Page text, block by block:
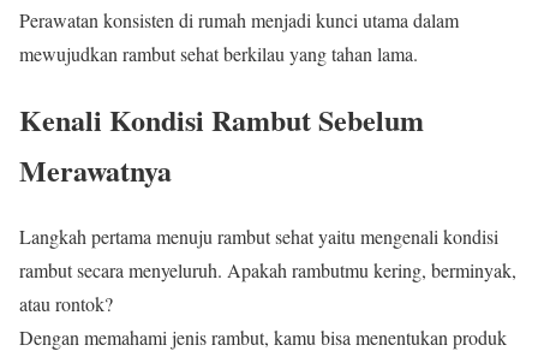
Perawatan konsisten di rumah menjadi kunci utama dalam
mewujudkan rambut sehat berkilau yang tahan lama.
Kenali Kondisi Rambut Sebelum
Merawatnya
Langkah pertama menuju rambut sehat yaitu mengenali kondisi
rambut secara menyeluruh. Apakah rambutmu kering, berminyak,
atau rontok?
Dengan memahami jenis rambut, kamu bisa menentukan produk